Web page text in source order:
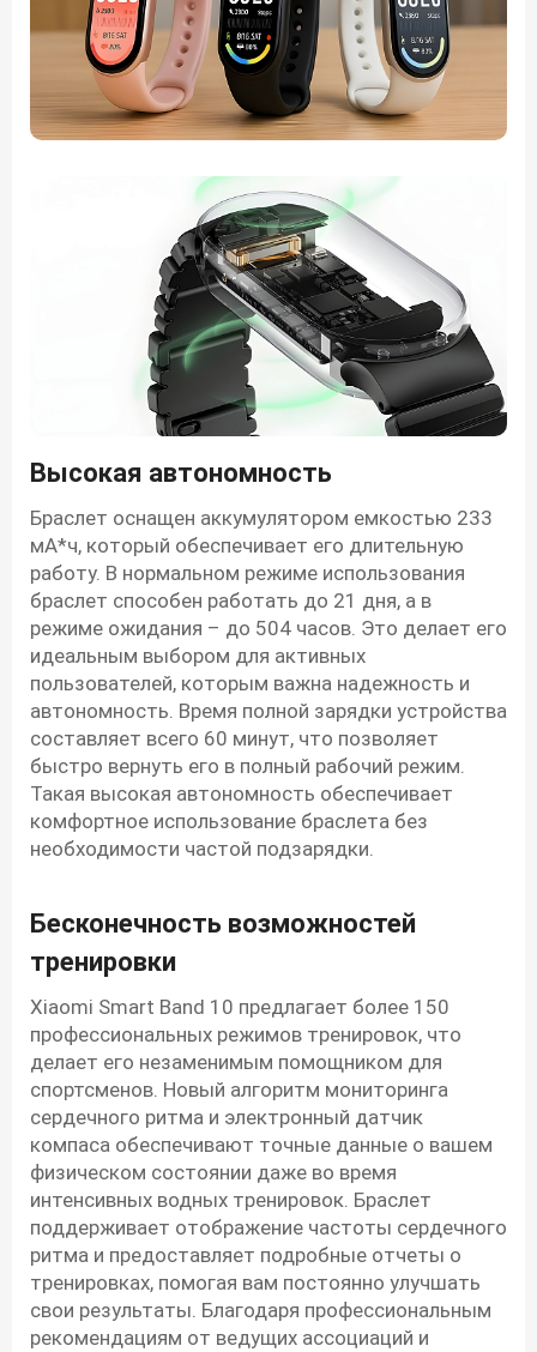
Высокая автономность
Браслет оснащен аккумулятором емкостью 233
мА*ч, который обеспечивает его длительную
работу. В нормальном режиме использования
браслет способен работать до 21 дня, а в
режиме ожидания – до 504 часов. Это делает его
идеальным выбором для активных
пользователей, которым важна надежность и
автономность. Время полной зарядки устройства
составляет всего 60 минут, что позволяет
быстро вернуть его в полный рабочий режим.
Такая высокая автономность обеспечивает
комфортное использование браслета без
необходимости частой подзарядки.
Бесконечность возможностей
тренировки
Xiaomi Smart Band 10 предлагает более 150
профессиональных режимов тренировок, что
делает его незаменимым помощником для
спортсменов. Новый алгоритм мониторинга
сердечного ритма и электронный датчик
компаса обеспечивают точные данные о вашем
физическом состоянии даже во время
интенсивных водных тренировок. Браслет
поддерживает отображение частоты сердечного
ритма и предоставляет подробные отчеты о
тренировках, помогая вам постоянно улучшать
свои результаты. Благодаря профессиональным
рекомендациям от ведущих ассоциаций и